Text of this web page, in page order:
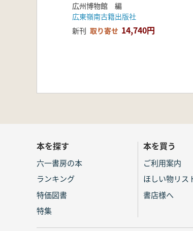
広州博物館 編
広東嶺南古籍出版社
新刊 取り寄せ 14,740円
本を探す
六一書房の本
ランキング
特価図書
特集
本を買う
ご利用案内
ほしい物リス
書店様へ